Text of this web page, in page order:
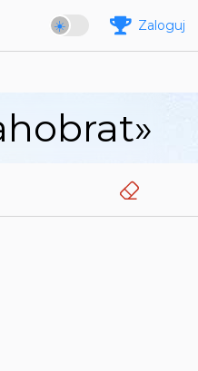
Zaloguj